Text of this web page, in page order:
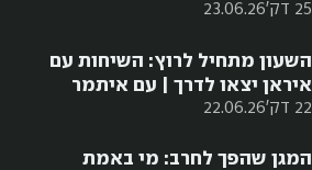
25 דק' 23.06.26
עשור וחצי?
22 דק' 22.06.26
השעון מתחיל לרוץ: השיחות עם
איראן יצאו לדרך | עם איתמר
אייכנר
המגן שהפך לחרב: מי באמת